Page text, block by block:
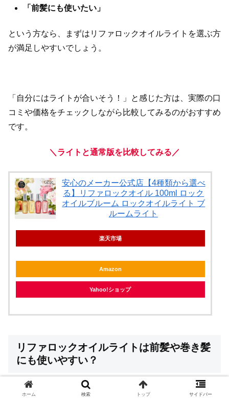
「前髪にも使いたい」
という方なら、まずはリファロックオイルライトを選ぶ方
が満足しやすいでしょう。
「自分にはライトが合いそう！」と感じた方は、実際の口
コミや価格をチェックしながら比較してみるのがおすすめ
です。
＼ライトと通常版を比較してみる／
安心のメーカー公式店【4種類から選べ
る】リファロックオイル 100ml ロック
オイルブルーム ロックオイルライト ブ
ルームライト
楽天市場
Amazon
Yahoo!ショップ
リファロックオイルライトは前髪や巻き髪
にも使いやすい？
リファロックオイルライトは、「前髪に使いやすい」「巻
ホーム 検索 トップ サイドバー